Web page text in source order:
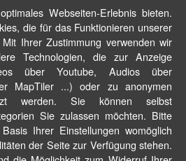
Webseiten-Erlebnis bieten.
die für das Funktionieren unserer
Ihrer Zustimmung verwenden wir
Technologien, die zur Anzeige
über Youtube, Audios über
MapTiler ...) oder zu anonymen
werden. Sie können selbst
Sie zulassen möchten. Bitte
Ihrer Einstellungen womöglich
der Seite zur Verfügung stehen.